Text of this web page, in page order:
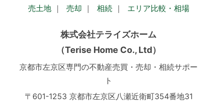
売土地
｜ 売却 ｜ 相続 ｜ エリア比較・相場
株式会社テライズホーム
（Terise Home Co., Ltd）
京都市左京区専門の不動産売買・売却・相続サポー
ト
〒601-1253 京都市左京区八瀬近衛町354番地31